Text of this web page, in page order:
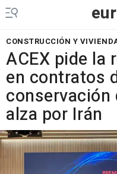
CONSTRUCCIÓN Y
ACEX pide la
en contratos
conservación
alza por Irán